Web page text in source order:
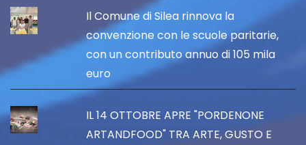
Il Comune di Silea rinnova la
convenzione con le scuole paritarie,
con un contributo annuo di 105 mila
euro
IL 14 OTTOBRE APRE "PORDENONE
ARTANDFOOD" TRA ARTE, GUSTO E